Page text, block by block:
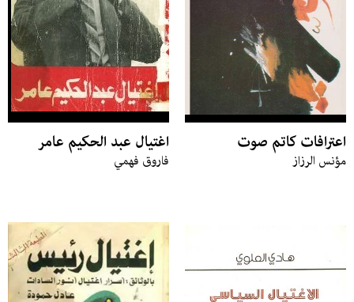
اعترافات كاتم صوت
مؤنس الرزاز
اغتيال عبد الحكيم عامر
فاروق فهمي